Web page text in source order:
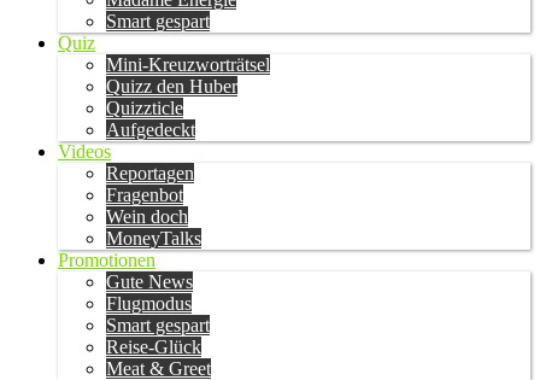
Smart gespart
Quiz
Mini-Kreuzworträtsel
Quizz den Huber
Quizzticle
Aufgedeckt
Videos
Reportagen
Fragenbot
Wein doch
MoneyTalks
Promotionen
Gute News
Flugmodus
Smart gespart
Reise-Glück
Meat & Greet